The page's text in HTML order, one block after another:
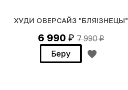
ХУДИ ОВЕРСАЙЗ "БЛЯ!ЗНЕЦЫ"
6 990₽ 7 990₽
Беру